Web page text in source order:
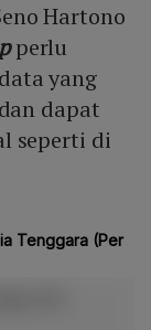
Hartono
perlu
yang
dapat
seperti di